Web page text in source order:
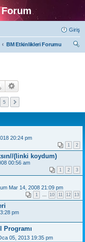
Giriş
BM Etkinlikleri Forumu
5
20:24 pm
1 2
(linki koydum)
00:56 am
1 2 3
Mar 14, 2008 21:09 pm
1 10 11 12 13
pm
05, 2013 19:35 pm